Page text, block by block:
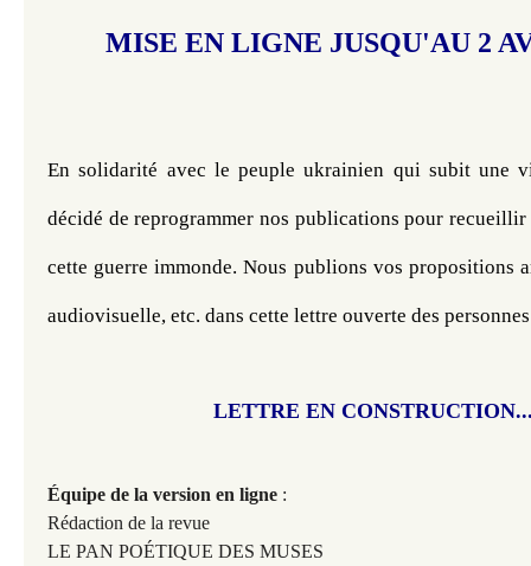
MISE EN LIGNE JUSQU'AU 2
En solidarité avec le peuple ukrainien qui subit une
décidé de reprogrammer nos publications pour recueillir
cette guerre immonde. Nous publions vos propositions
audiovisuelle, etc. dans cette lettre ouverte des
LETTRE EN
Équipe de la version en ligne :
Rédaction de la revue
LE PAN POÉTIQUE DES MUSES